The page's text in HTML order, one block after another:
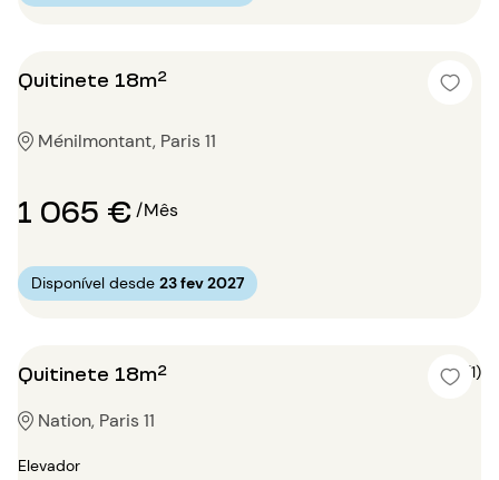
Quitinete 18m²
Ménilmontant, Paris 11
1 065 €/Mês
Disponível desde 23 fev 2027
Quitinete 18m² 5 (1)
Nation, Paris 11
Elevador